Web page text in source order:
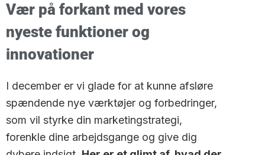
Vær på forkant med vores
nyeste funktioner og
innovationer
I december er vi glade for at kunne afsløre
spændende nye værktøjer og forbedringer,
som vil styrke din marketingstrategi,
forenkle dine arbejdsgange og give dig